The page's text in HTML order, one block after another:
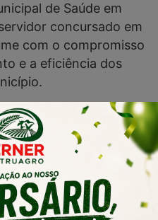
de Saúde em
concursado em
com o compromisso
e a eficiência dos
até o momento:
de Obras
de
Jurídico
– Chefe de